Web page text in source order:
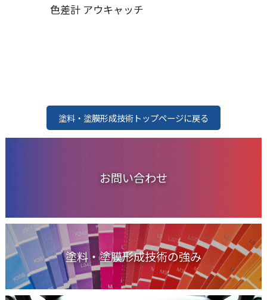
色差計 アウキャッチ
塗料・塗膜形成技術トップページに戻る
お問い合わせ
塗料・塗膜形成技術の強み